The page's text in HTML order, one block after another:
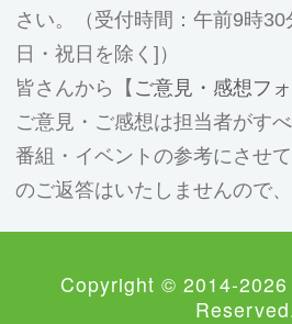
さい。（受付時間：午前9時30
日・祝日を除く]）
皆さんから【 ご意見・感想フ
ご意見・ご感想は担当者がす
番組・イベントの参考にさせ
のご返答はいたしませんので
Copyright © 2014-